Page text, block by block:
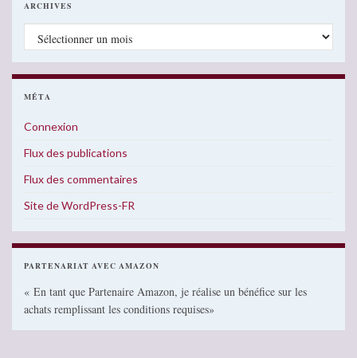
ARCHIVES
Archives
MÉTA
Connexion
Flux des publications
Flux des commentaires
Site de WordPress-FR
PARTENARIAT AVEC AMAZON
« En tant que Partenaire Amazon, je réalise un bénéfice sur les
achats remplissant les conditions requises»